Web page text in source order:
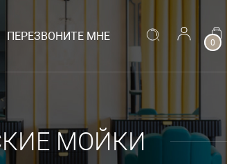
ПЕРЕЗВОНИТЕ МНЕ 0
МОЙКИ